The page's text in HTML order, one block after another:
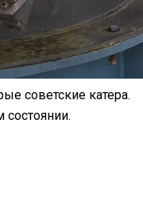
советские катера.